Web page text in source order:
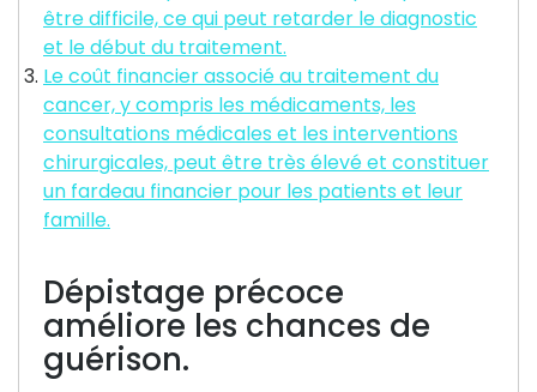
être difficile, ce qui peut retarder le diagnostic
et le début du traitement.
Le coût financier associé au traitement du
cancer, y compris les médicaments, les
consultations médicales et les interventions
chirurgicales, peut être très élevé et constituer
un fardeau financier pour les patients et leur
famille.
Dépistage précoce
améliore les chances de
guérison.